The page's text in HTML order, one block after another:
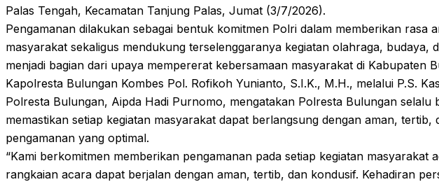
Palas Tengah, Kecamatan Tanjung Palas, Jumat (3/7/2026).
Pengamanan dilakukan sebagai bentuk komitmen Polri dalam memberikan rasa
masyarakat sekaligus mendukung terselenggaranya kegiatan olahraga, budaya,
menjadi bagian dari upaya mempererat kebersamaan masyarakat di Kabupaten
Kapolresta Bulungan Kombes Pol. Rofikoh Yunianto, S.I.K., M.H., melalui P.S.
Polresta Bulungan, Aipda Hadi Purnomo, mengatakan Polresta Bulungan selalu
memastikan setiap kegiatan masyarakat dapat berlangsung dengan aman, tertib,
pengamanan yang optimal.
“Kami berkomitmen memberikan pengamanan pada setiap kegiatan masyarakat
rangkaian acara dapat berjalan dengan aman, tertib, dan kondusif. Kehadiran